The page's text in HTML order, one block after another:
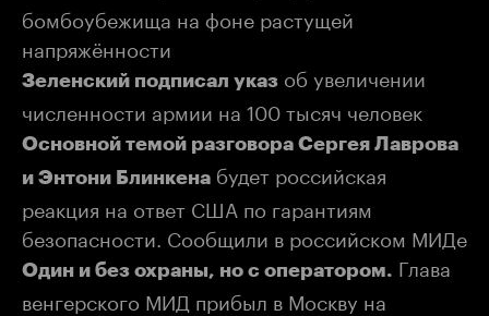
бомбоубежища на фоне растущей
напряжённости
Зеленский подписал указ об увеличении
численности армии на 100 тысяч человек
Основной темой разговора Сергея Лаврова
и Энтони Блинкена будет российская
реакция на ответ США по гарантиям
безопасности. Сообщили в российском МИДе
Один и без охраны, но с оператором. Глава
венгерского МИД прибыл в Москву на